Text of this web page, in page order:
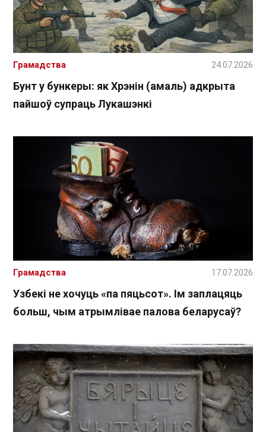
Бунт у бункеры: як Хрэнін (амаль) адкрыта
пайшоў супраць Лукашэнкі
Грамадства 24.07.2026
Узбекі не хочуць «па пяцьсот». Ім заплацяць
больш, чым атрымлівае палова беларусаў?
Грамадства 17.07.2026